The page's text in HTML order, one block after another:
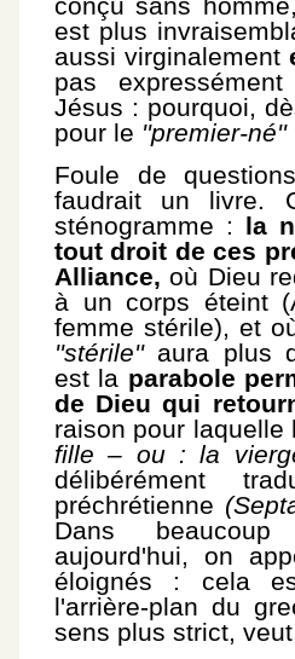
est plus
aussi virginalement
pas
Jésus : pourquoi,
pour le ''premier-né''
Foule de
faudrait un livre.
sténogramme : la
tout droit de ces
Alliance, où Dieu
à un corps éteint
femme stérile), et
''stérile''aura plus
est la parabole
de Dieu qui
raison pour laquelle
fille – ou : la
délibérément
préchrétienne
Dans
aujourd'hui, on
éloignés : cela
l'arrière-plan du
sens plus strict,